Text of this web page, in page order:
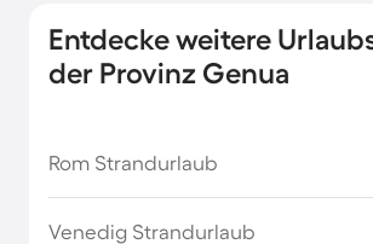
Entdecke weitere
der Provinz Genua
Rom Strandurlaub
Venedig Strandurlaub